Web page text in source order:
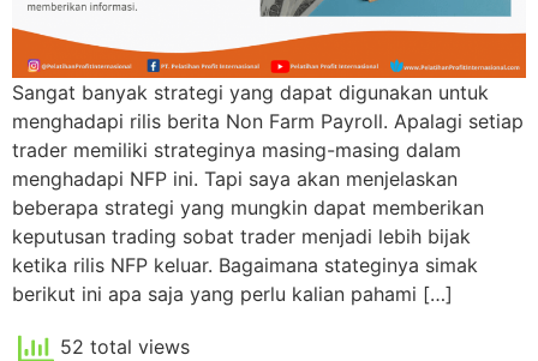
Sangat banyak strategi yang dapat digunakan untuk
menghadapi rilis berita Non Farm Payroll. Apalagi setiap
trader memiliki strateginya masing-masing dalam
menghadapi NFP ini. Tapi saya akan menjelaskan
beberapa strategi yang mungkin dapat memberikan
keputusan trading sobat trader menjadi lebih bijak
ketika rilis NFP keluar. Bagaimana stateginya simak
berikut ini apa saja yang perlu kalian pahami […]
52 total views